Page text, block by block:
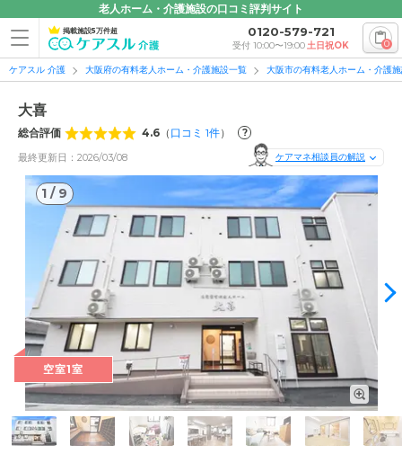
老人ホーム・介護施設の口コミ評判サイト
掲載施設5万件超 0120-579-721
受付 10:00〜19:00土日祝OK 0
ケアスル 介護 大阪府の有料老人ホーム・介護施設一覧 大阪市の有料老人ホーム・介護
大喜
総合評価 4.6 （ 口コミ 1件） ?
最終更新日：2026/03/08 ケアマネ相談員の解説
1 / 9
1/ 9
外観の写真
空室1室